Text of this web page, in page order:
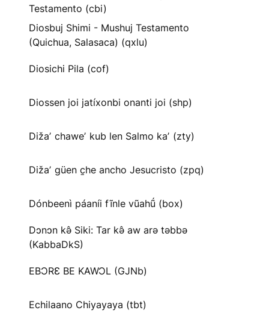
Testamento (cbi)
Diosbuj Shimi - Mushuj Testamento
(Quichua, Salasaca) (qxlu)
Diosichi Pila (cof)
Diossen joi jatíxonbi onanti joi (shp)
Dižaʼ chaweʼ kub len Salmo kaʼ (zty)
Dižaʼ güen c̱he ancho Jesucristo (zpq)
Dónbeenì páaníi fĩnle vũahṹ (box)
Dɔnɔn kə̂ Siki: Tar kə̂ aw arə təbbə
(KabbaDkS)
EBƆRƐ BE KAWƆL (GJNb)
Echilaano Chiyayaya (tbt)